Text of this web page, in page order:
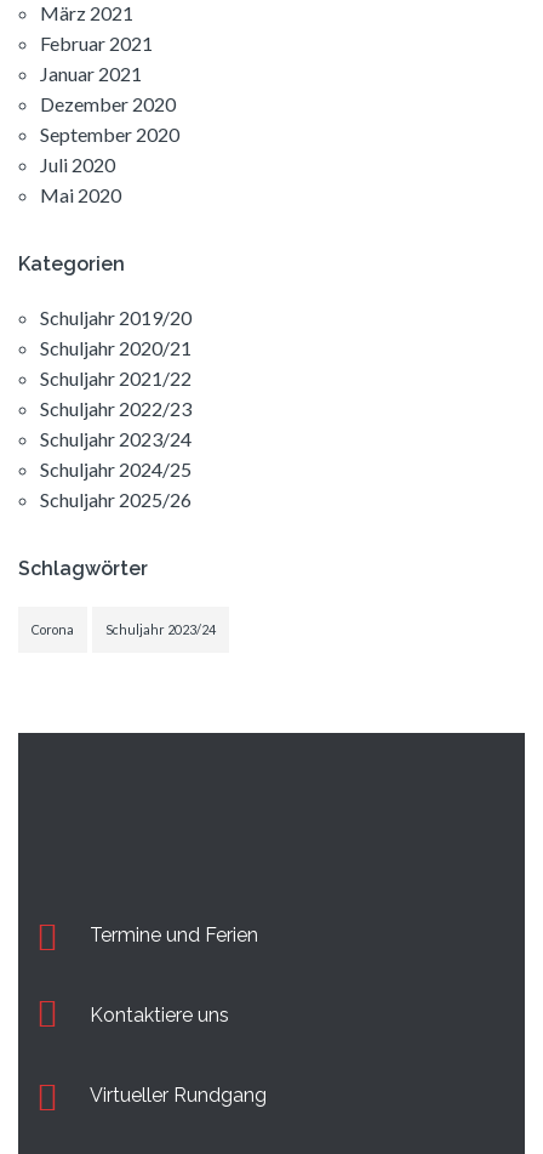
März 2021
Februar 2021
Januar 2021
Dezember 2020
September 2020
Juli 2020
Mai 2020
Kategorien
Schuljahr 2019/20
Schuljahr 2020/21
Schuljahr 2021/22
Schuljahr 2022/23
Schuljahr 2023/24
Schuljahr 2024/25
Schuljahr 2025/26
Schlagwörter
Corona Schuljahr 2023/24
Termine und Ferien
Kontaktiere uns
Virtueller Rundgang